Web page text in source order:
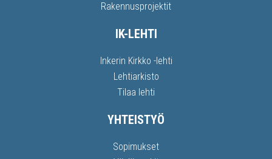
Rakennusprojektit
IK-LEHTI
Inkerin Kirkko -lehti
Lehtiarkisto
Tilaa lehti
YHTEISTYÖ
Sopimukset